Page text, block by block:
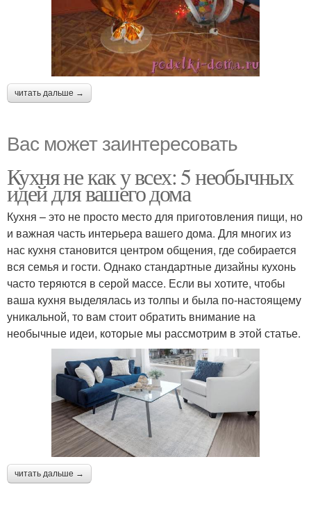
читать дальше →
Вас может заинтересовать
Кухня не как у всех: 5 необычных
идей для вашего дома
Кухня – это не просто место для приготовления пищи, но
и важная часть интерьера вашего дома. Для многих из
нас кухня становится центром общения, где собирается
вся семья и гости. Однако стандартные дизайны кухонь
часто теряются в серой массе. Если вы хотите, чтобы
ваша кухня выделялась из толпы и была по-настоящему
уникальной, то вам стоит обратить внимание на
необычные идеи, которые мы рассмотрим в этой статье.
читать дальше →